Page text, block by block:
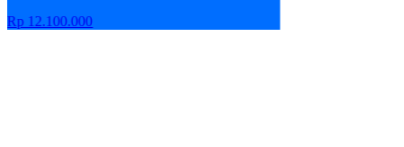
Rp 12.100.000